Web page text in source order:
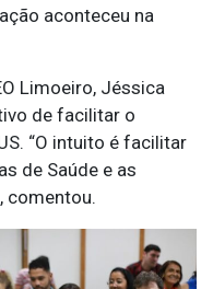
aconteceu na
Limoeiro, Jéssica
de facilitar o
“O intuito é facilitar
de Saúde e as
comentou.